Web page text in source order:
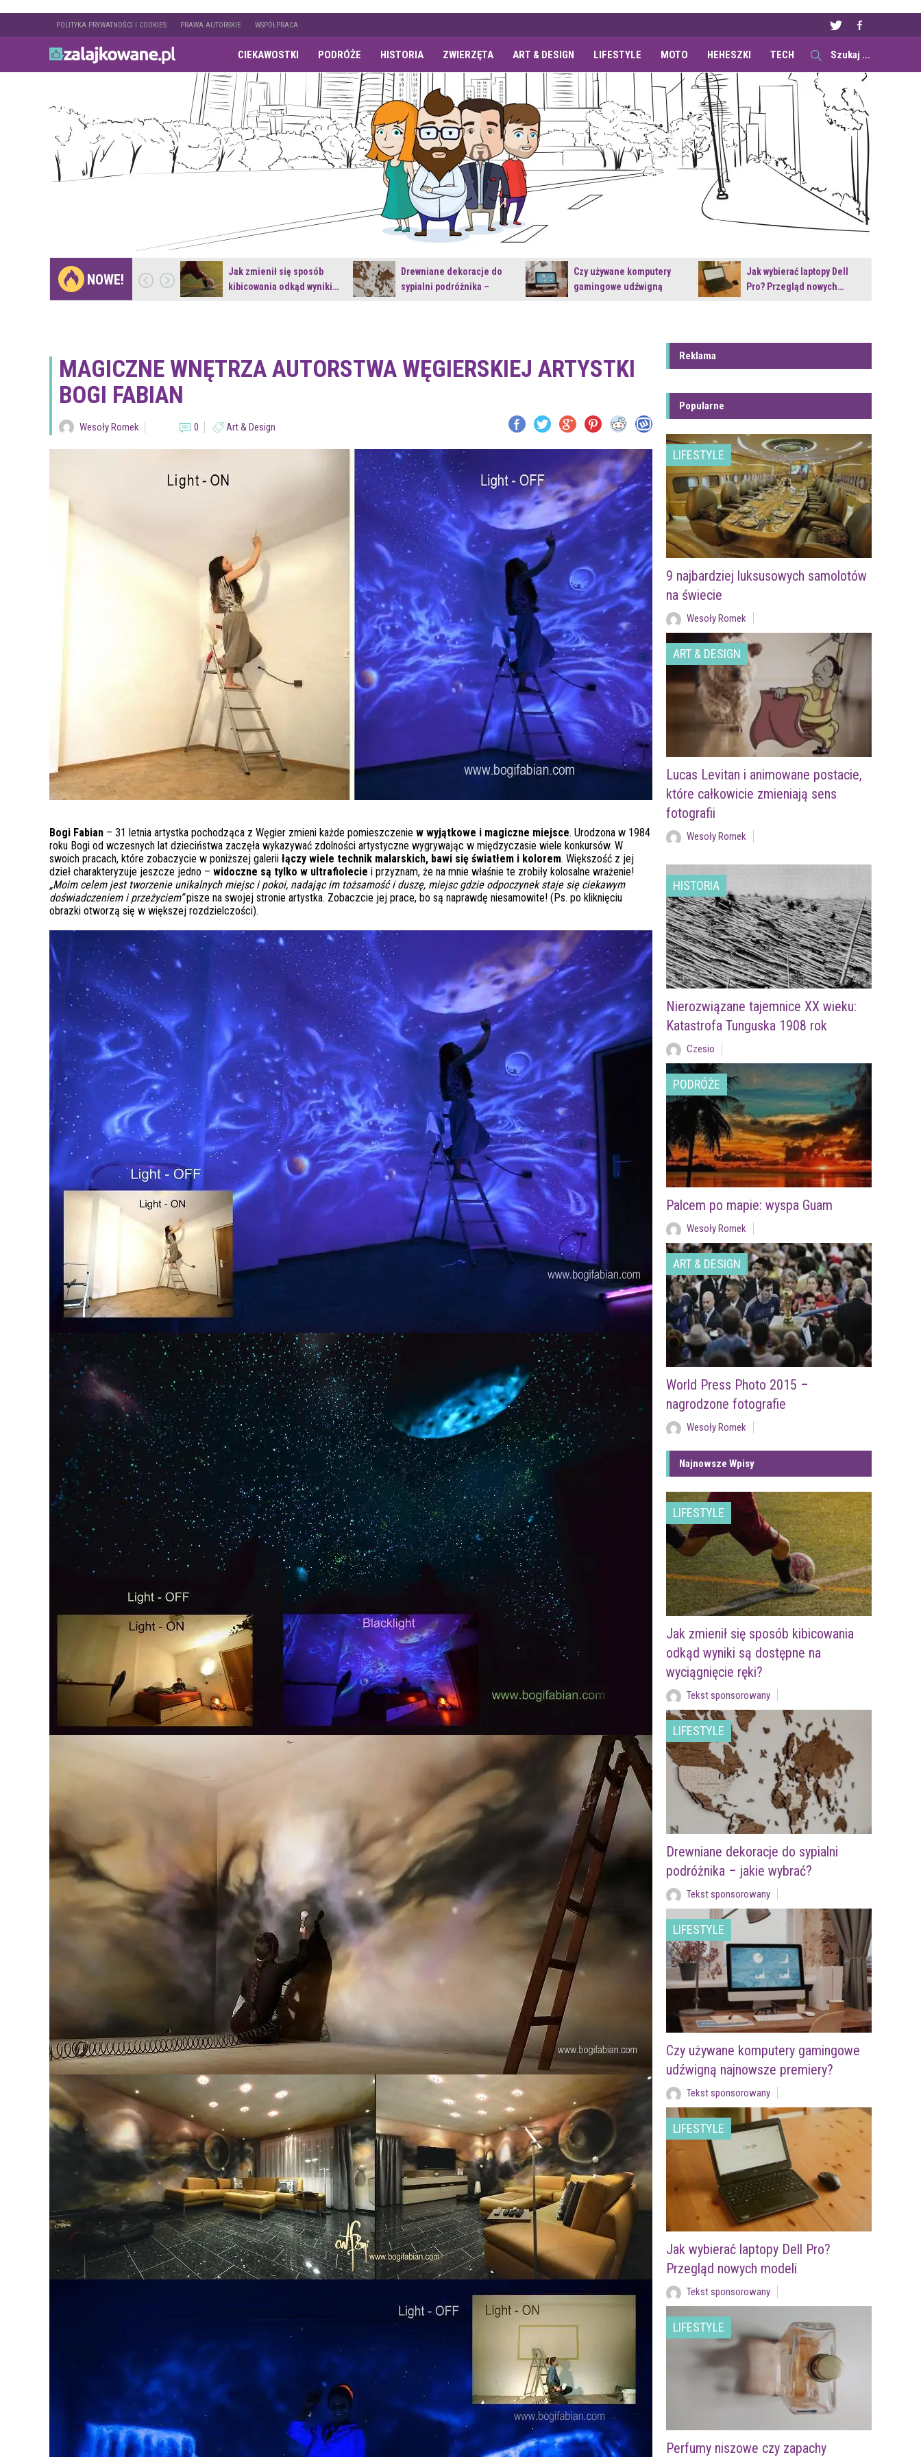
POLITYKA PRYWATNOŚCI I COOKIES PRAWA AUTORSKIE WSPÓŁPRACA
CIEKAWOSTKI PODRÓŻE HISTORIA ZWIERZĘTA ART & DESIGN LIFESTYLE MOTO HEHESZKI TECH
NOWE!
Gdzie pojechać na
weekend z naturą w…
Jak zmienił się sposób
kibicowania odkąd wyniki…
Drewniane dekoracje do
sypialni podróżnika –
Czy używane komputery
gamingowe udźwigną
Jak wybierać laptopy Dell
Pro? Przegląd nowych…
MAGICZNE WNĘTRZA AUTORSTWA WĘGIERSKIEJ ARTYSTKI
BOGI FABIAN
Wesoły Romek 0 Art & Design
Bogi Fabian – 31 letnia artystka pochodząca z Węgier zmieni każde pomieszczenie w wyjątkowe i magiczne miejsce. Urodzona w 1984
roku Bogi od wczesnych lat dzieciństwa zaczęła wykazywać zdolności artystyczne wygrywając w międzyczasie wiele konkursów. W
swoich pracach, które zobaczycie w poniższej galerii łączy wiele technik malarskich, bawi się światłem i kolorem. Większość z jej
dzieł charakteryzuje jeszcze jedno – widoczne są tylko w ultrafiolecie i przyznam, że na mnie właśnie te zrobiły kolosalne wrażenie!
„Moim celem jest tworzenie unikalnych miejsc i pokoi, nadając im tożsamość i duszę, miejsc gdzie odpoczynek staje się ciekawym
doświadczeniem i przeżyciem”pisze na swojej stronie artystka. Zobaczcie jej prace, bo są naprawdę niesamowite! (Ps. po kliknięciu
obrazki otworzą się w większej rozdzielczości).
Reklama
Popularne
LIFESTYLE
9 najbardziej luksusowych samolotów
na świecie
Wesoły Romek
ART & DESIGN
Lucas Levitan i animowane postacie,
które całkowicie zmieniają sens
fotografii
Wesoły Romek
HISTORIA
Nierozwiązane tajemnice XX wieku:
Katastrofa Tunguska 1908 rok
Czesio
PODRÓŻE
Palcem po mapie: wyspa Guam
Wesoły Romek
ART & DESIGN
World Press Photo 2015 –
nagrodzone fotografie
Wesoły Romek
Najnowsze Wpisy
LIFESTYLE
Jak zmienił się sposób kibicowania
odkąd wyniki są dostępne na
wyciągnięcie ręki?
Tekst sponsorowany
LIFESTYLE
Drewniane dekoracje do sypialni
podróżnika – jakie wybrać?
Tekst sponsorowany
LIFESTYLE
Czy używane komputery gamingowe
udźwigną najnowsze premiery?
Tekst sponsorowany
LIFESTYLE
Jak wybierać laptopy Dell Pro?
Przegląd nowych modeli
Tekst sponsorowany
LIFESTYLE
Perfumy niszowe czy zapachy